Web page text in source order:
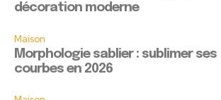
décoration moderne
Maison
Morphologie sablier : sublimer ses
courbes en 2026